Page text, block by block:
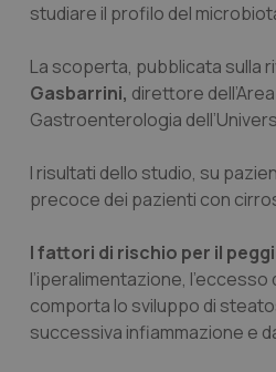
studiare il profilo del
La scoperta, pubblicata sulla
Gasbarrini, direttore
Gastroenterologia
I risultati dello studio, su
precoce dei pazienti con
I fattori di rischio per il
l’iperalimentazione,
comporta lo sviluppo di
successiva infiammazione e